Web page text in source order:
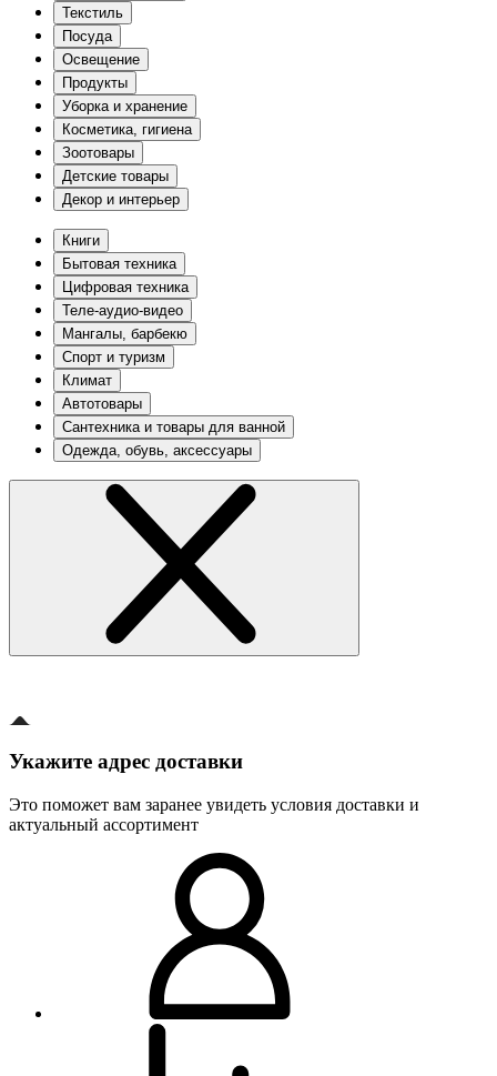
Текстиль
Посуда
Освещение
Продукты
Уборка и хранение
Косметика, гигиена
Зоотовары
Детские товары
Декор и интерьер
Книги
Бытовая техника
Цифровая техника
Теле-аудио-видео
Мангалы, барбекю
Спорт и туризм
Климат
Автотовары
Сантехника и товары для ванной
Одежда, обувь, аксессуары
Укажите адрес доставки
Это поможет вам заранее увидеть условия доставки и
актуальный ассортимент